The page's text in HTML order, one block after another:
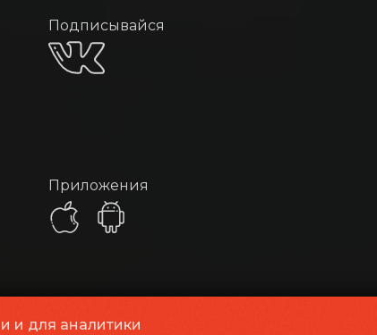
и для аналитики
Подписывайся
Приложения